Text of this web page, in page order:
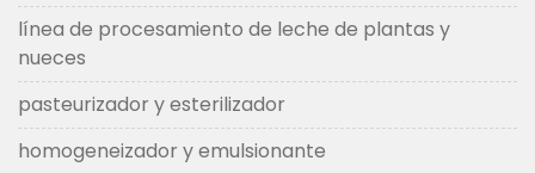
línea de procesamiento de leche de plantas y
nueces
pasteurizador y esterilizador
homogeneizador y emulsionante